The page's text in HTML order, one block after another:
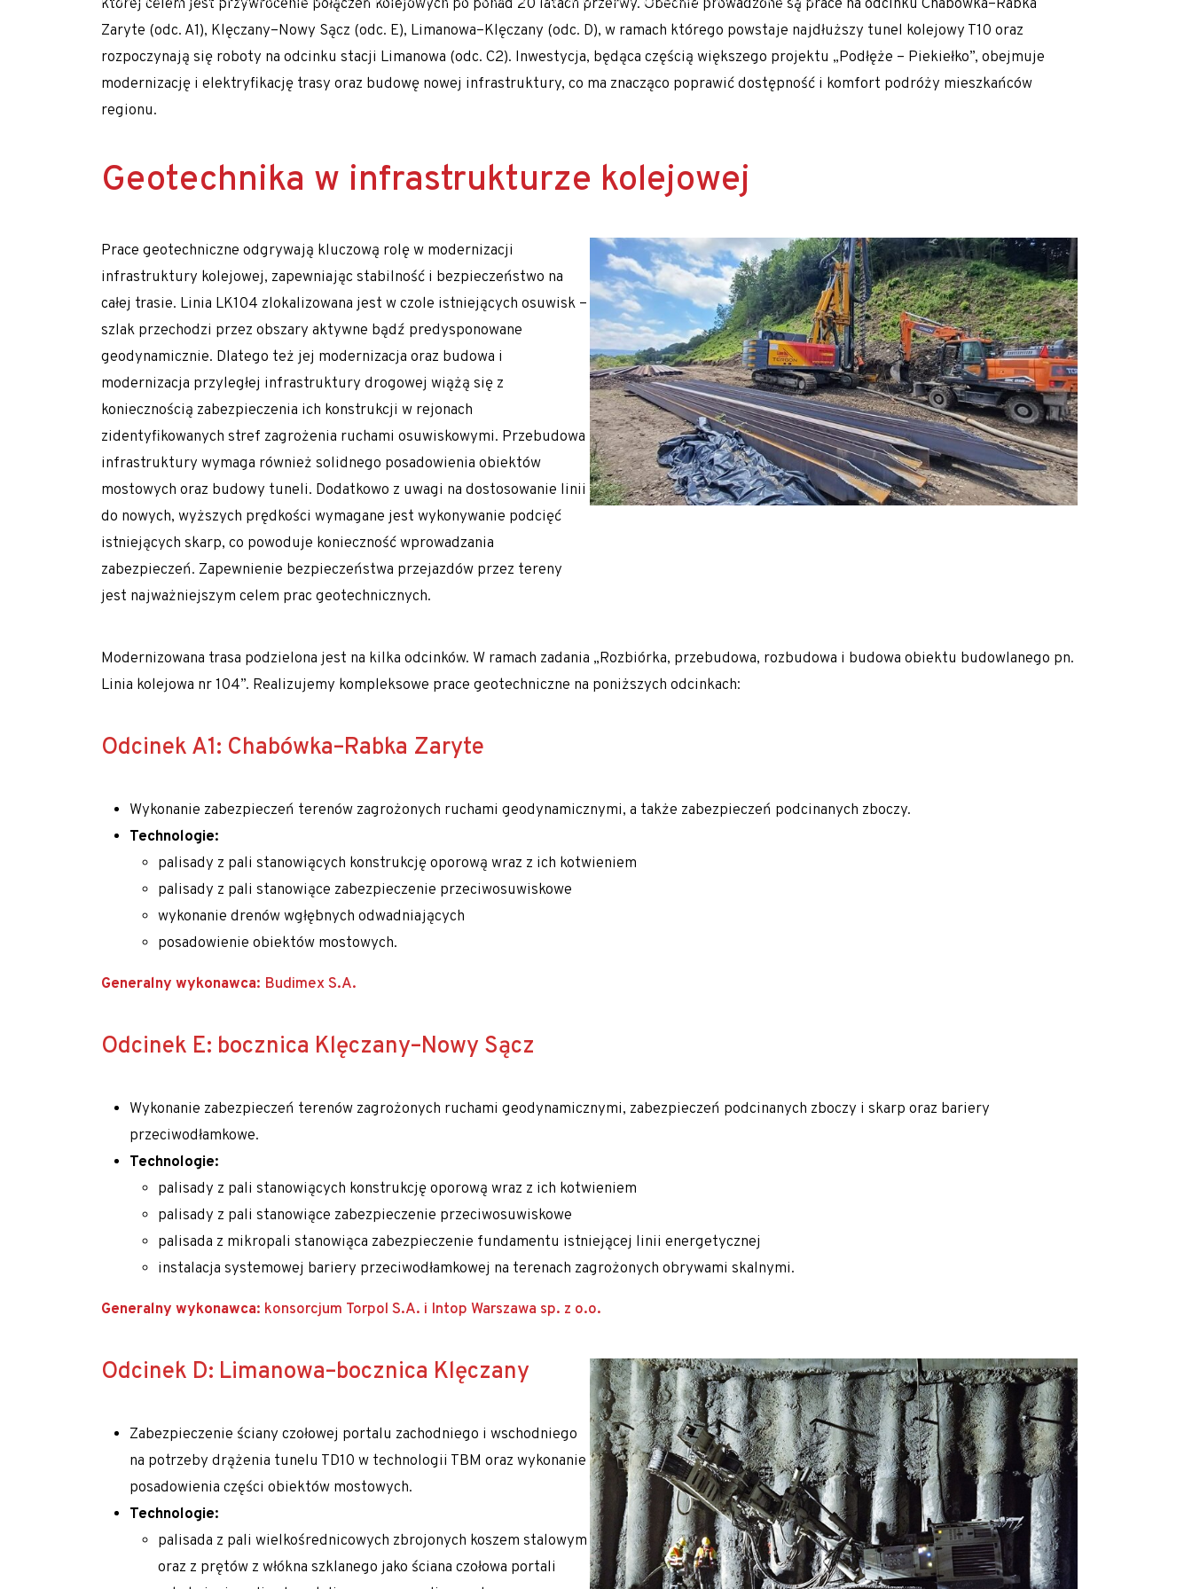
Pale CFA – fundamentowanie bez wibracji i hałasu
Pale przemieszczeniowe
Kotwy gruntowe
Ścianki szczelne
Ściany berlińskie
Zabezpieczenie skarp i zboczy
Dreny
Gwoździe gruntowe
Ściągi gruntowe
Siatki stalowe – zabezpieczenie zboczy
Torkret – beton natryskowy
Przesłony przeciwfiltracyjne i iniekcje gruntu
Iniekcja uszczelniająca
Jet grouting – wzmacnianie gruntu
Pale i mikropale geotermalne
Zapoznaj się z aktualnościami w dziedzinie geotechniki
której celem jest przywrócenie połączeń kolejowych po ponad 20 latach przerwy. Obecnie prowadzone są prace na odcinku Chabówka–Rabka
Zaryte (odc. A1), Klęczany–Nowy Sącz (odc. E), Limanowa–Klęczany (odc. D), w ramach którego powstaje najdłuższy tunel kolejowy T10 oraz
rozpoczynają się roboty na odcinku stacji Limanowa (odc. C2). Inwestycja, będąca częścią większego projektu „Podłęże – Piekiełko”, obejmuje
modernizację i elektryfikację trasy oraz budowę nowej infrastruktury, co ma znacząco poprawić dostępność i komfort podróży mieszkańców
regionu.
Geotechnika w infrastrukturze kolejowej
Prace geotechniczne odgrywają kluczową rolę w modernizacji
infrastruktury kolejowej, zapewniając stabilność i bezpieczeństwo na
całej trasie. Linia LK104 zlokalizowana jest w czole istniejących osuwisk –
szlak przechodzi przez obszary aktywne bądź predysponowane
geodynamicznie. Dlatego też jej modernizacja oraz budowa i
modernizacja przyległej infrastruktury drogowej wiążą się z
koniecznością zabezpieczenia ich konstrukcji w rejonach
zidentyfikowanych stref zagrożenia ruchami osuwiskowymi. Przebudowa
infrastruktury wymaga również solidnego posadowienia obiektów
mostowych oraz budowy tuneli. Dodatkowo z uwagi na dostosowanie linii
do nowych, wyższych prędkości wymagane jest wykonywanie podcięć
istniejących skarp, co powoduje konieczność wprowadzania
zabezpieczeń. Zapewnienie bezpieczeństwa przejazdów przez tereny
jest najważniejszym celem prac geotechnicznych.
Modernizowana trasa podzielona jest na kilka odcinków. W ramach zadania „Rozbiórka, przebudowa, rozbudowa i budowa obiektu budowlanego pn.
Linia kolejowa nr 104”. Realizujemy kompleksowe prace geotechniczne na poniższych odcinkach:
Odcinek A1: Chabówka–Rabka Zaryte
Wykonanie zabezpieczeń terenów zagrożonych ruchami geodynamicznymi, a także zabezpieczeń podcinanych zboczy.
Technologie:
palisady z pali stanowiących konstrukcję oporową wraz z ich kotwieniem
palisady z pali stanowiące zabezpieczenie przeciwosuwiskowe
wykonanie drenów wgłębnych odwadniających
posadowienie obiektów mostowych.
Generalny wykonawca: Budimex S.A.
Odcinek E: bocznica Klęczany–Nowy Sącz
Wykonanie zabezpieczeń terenów zagrożonych ruchami geodynamicznymi, zabezpieczeń podcinanych zboczy i skarp oraz bariery
przeciwodłamkowe.
Technologie:
palisady z pali stanowiących konstrukcję oporową wraz z ich kotwieniem
palisady z pali stanowiące zabezpieczenie przeciwosuwiskowe
palisada z mikropali stanowiąca zabezpieczenie fundamentu istniejącej linii energetycznej
instalacja systemowej bariery przeciwodłamkowej na terenach zagrożonych obrywami skalnymi.
Generalny wykonawca: konsorcjum Torpol S.A. i Intop Warszawa sp. z o.o.
Odcinek D: Limanowa–bocznica Klęczany
Zabezpieczenie ściany czołowej portalu zachodniego i wschodniego
na potrzeby drążenia tunelu TD10 w technologii TBM oraz wykonanie
posadowienia części obiektów mostowych.
Technologie:
palisada z pali wielkośrednicowych zbrojonych koszem stalowym
oraz z prętów z włókna szklanego jako ściana czołowa portali